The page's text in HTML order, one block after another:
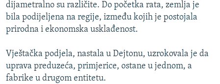
dijametralno su različite. Do početka rata, zemlja je
bila podijeljena na regije, između kojih je postojala
prirodna i ekonomska usklađenost.
Vještačka podjela, nastala u Dejtonu, uzrokovala je da
uprava preduzeća, primjerice, ostane u jednom, a
fabrike u drugom entitetu.